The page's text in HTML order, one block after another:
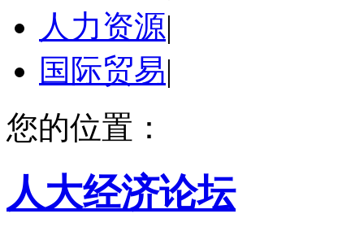
人力资源|
国际贸易|
您的位置：
人大经济论坛